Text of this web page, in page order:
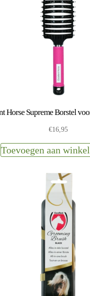
Horse Supreme Borstel
€16,95
Toevoegen aan